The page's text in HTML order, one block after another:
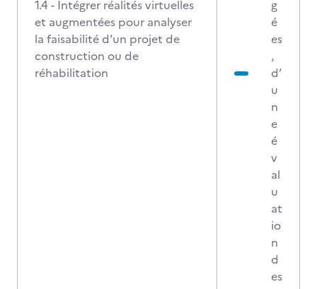
1.4 - Intégrer réalités virtuelles
et augmentées pour analyser
la faisabilité d’un projet de
construction ou de
réhabilitation
g
é
es
,
d’
u
n
e
é
v
al
u
at
io
n
d
es